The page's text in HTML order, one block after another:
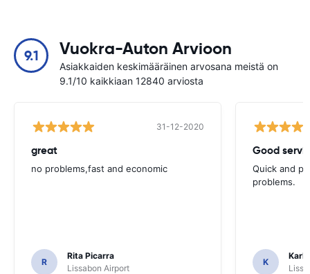
9.1 Vuokra-Auton Arvioon
Asiakkaiden keskimääräinen arvosana meistä on
9.1/10 kaikkiaan 12840 arviosta
31-12-2020
great
no problems,fast and economic
R
Rita Picarra
Lissabon Airport
Good
Quick and
problems.
K
Karl